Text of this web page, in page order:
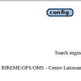
Search
BIREME/OPS/OMS - Centro